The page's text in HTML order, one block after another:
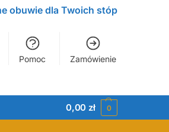
obuwie dla Twoich stóp
Pomoc Zamówienie
0,00zł 0